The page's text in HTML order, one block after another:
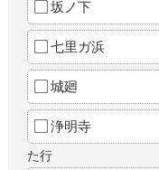
坂ノ下
七里ガ浜
城廻
浄明寺
た行